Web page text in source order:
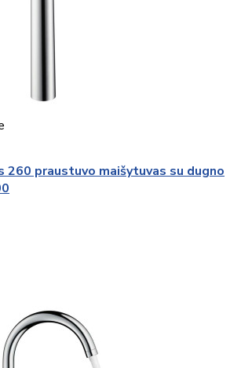
260 praustuvo maišytuvas su dugno